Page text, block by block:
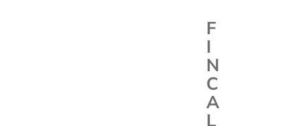
F
I
N
C
A
L